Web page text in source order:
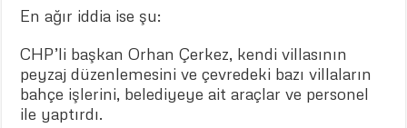
En ağır iddia ise şu:
CHP’li başkan Orhan Çerkez, kendi villasının
peyzaj düzenlemesini ve çevredeki bazı villaların
bahçe işlerini, belediyeye ait araçlar ve personel
ile yaptırdı.